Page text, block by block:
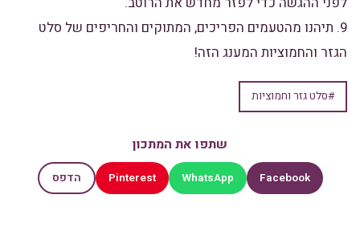
9. תיהנו מהטעמים הפריכים, המתוקים והחריפים של סלט
הגזר והחמוציות המענג הזה!
#סלט גזר וחמוציות
שתפו את המתכון
Facebook
WhatsApp
Pinterest הדפס